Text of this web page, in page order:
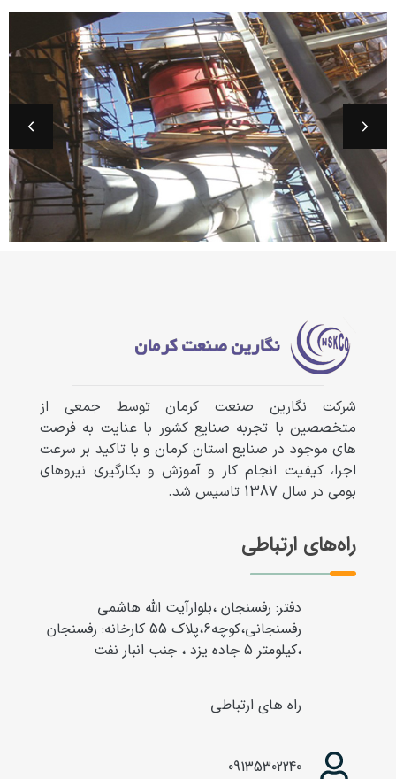
شرکت نگارین صنعت کرمان توسط جمعی از
متخصصین با تجربه صنایع کشور با عنایت به فرصت
های موجود در صنایع استان کرمان و با تاکید بر سرعت
اجرا، کیفیت انجام کار و آموزش و بکارگیری نیروهای
بومی در سال 1387 تاسیس شد.
راه‌های ارتباطی
دفتر: رفسنجان ،بلوارآیت الله هاشمی
رفسنجانی،کوچه6،پلاک 55 کارخانه: رفسنجان
،کیلومتر 5 جاده یزد ، جنب انبار نفت
راه های ارتباطی
09135302240